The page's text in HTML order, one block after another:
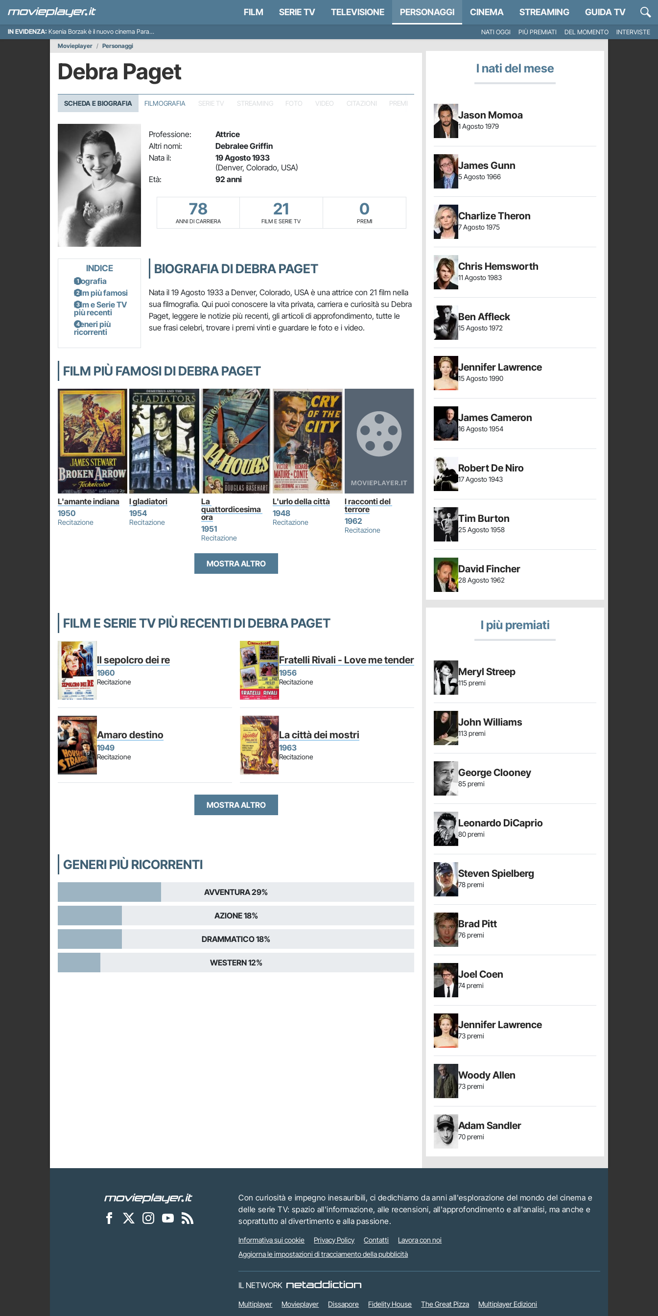
FILM SERIE TV TELEVISIONE PERSONAGGI CINEMA STREAMING GUIDA TV
IN EVIDENZA: Ksenia Borzak è il nuovo cinema Paradiso italiano NATI OGGI PIÙ PREMIATI DEL MOMENTO
INTERVISTE
Movieplayer
Personaggi
Debra Paget
SCHEDA E BIOGRAFIA FILMOGRAFIA SERIE TV STREAMING FOTO VIDEO CITAZIONI PREMI
Professione:
Attrice
Altri nomi:
Debralee Griffin
Nata il:
19 Agosto 1933
(Denver, Colorado, USA)
Età:
92 anni
78
ANNI DI CARRIERA
21
FILM E SERIE TV
0
PREMI
INDICE
Biografia
Film più famosi
Film e Serie TV
più recenti
Generi più
ricorrenti
BIOGRAFIA DI DEBRA PAGET
Nata il 19 Agosto 1933 a Denver, Colorado, USA è una attrice con 21 film nella
sua filmografia. Qui puoi conoscere la vita privata, carriera e curiosità su Debra
Paget, leggere le notizie più recenti, gli articoli di approfondimento, tutte le
sue frasi celebri, trovare i premi vinti e guardare le foto e i video.
FILM PIÙ FAMOSI DI DEBRA PAGET
L'amante indiana
1950
Recitazione
I gladiatori
1954
Recitazione
La
quattordicesima
ora
1951
Recitazione
L'urlo della città
1948
Recitazione
I racconti del
terrore
1962
Recitazione
MOSTRA ALTRO
FILM E SERIE TV PIÙ RECENTI DI DEBRA PAGET
Il sepolcro dei re
1960
Recitazione
Fratelli Rivali - Love me tender
1956
Recitazione
Amaro destino
1949
Recitazione
La città dei mostri
1963
Recitazione
MOSTRA ALTRO
GENERI PIÙ RICORRENTI
AVVENTURA 29%
AZIONE 18%
DRAMMATICO 18%
WESTERN 12%
I nati del mese
Jason Momoa
1 Agosto 1979
James Gunn
5 Agosto 1966
Charlize Theron
7 Agosto 1975
Chris Hemsworth
11 Agosto 1983
Ben Affleck
15 Agosto 1972
Jennifer Lawrence
15 Agosto 1990
James Cameron
16 Agosto 1954
Robert De Niro
17 Agosto 1943
Tim Burton
25 Agosto 1958
David Fincher
28 Agosto 1962
I più premiati
Meryl Streep
115 premi
John Williams
113 premi
George Clooney
85 premi
Leonardo DiCaprio
80 premi
Steven Spielberg
78 premi
Brad Pitt
76 premi
Joel Coen
74 premi
Jennifer Lawrence
73 premi
Woody Allen
73 premi
Adam Sandler
70 premi
Con curiosità e impegno inesauribili, ci dedichiamo da anni all'esplorazione del mondo del cinema e
delle serie TV: spazio all'informazione, alle recensioni, all'approfondimento e all'analisi, ma anche e
soprattutto al divertimento e alla passione.
Informativa sui cookie Privacy Policy Contatti
Lavora con noi
Aggiorna le impostazioni di tracciamento della pubblicità
IL NETWORK
Multiplayer Movieplayer Dissapore Fidelity House The Great Pizza Multiplayer Edizioni